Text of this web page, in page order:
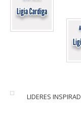
LIDERES